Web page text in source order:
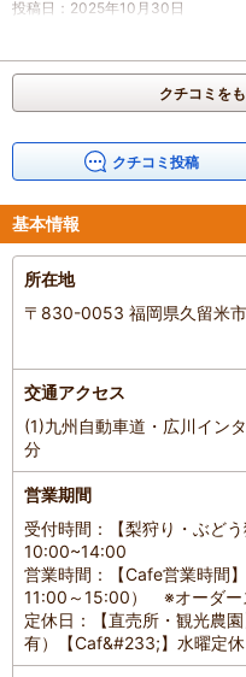
投稿日 ： 2025年10月30日
クチコミを
クチコミ投稿
基本情報
所在地
〒830-0053 福岡県久留米
交通アクセス
(1)九州自動車道・広川イン
分
営業期間
受付時間：【梨狩り・ぶど
10:00~14:00
営業時間：【Cafe営業時間
11:00～15:00） ※オーダー
定休日：【直売所・観光農
有）【Caf&#233;】水曜定休